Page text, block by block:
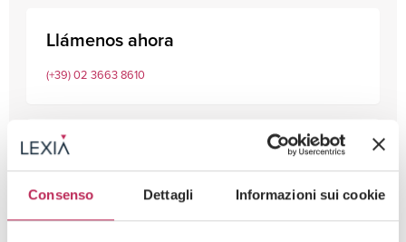
Consenso Dettagli Informazioni sui cookie
Llámenos ahora
(+39) 02 3663 8610
Enviar una solicitud